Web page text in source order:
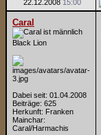
22.12.2008 15:00
Caral
Black Lion
Dabei seit: 01.04.2008
Beiträge: 625
Herkunft: Franken
Mainchar:
Caral/Harmachis